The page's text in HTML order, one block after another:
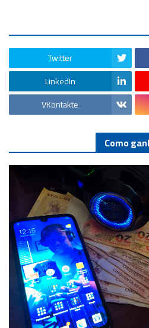
Twitter
LinkedIn
VKontakte
Como